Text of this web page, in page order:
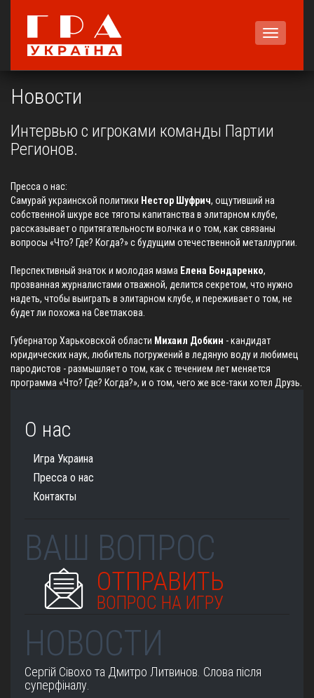
Меню
Новости
Интервью с игроками команды Партии
Регионов.
Пресса о нас:
Самурай украинской политики Нестор Шуфрич, ощутивший на
собственной шкуре все тяготы капитанства в элитарном клубе,
рассказывает о притягательности волчка и о том, как связаны
вопросы «Что? Где? Когда?» с будущим отечественной металлургии.
Перспективный знаток и молодая мама Елена Бондаренко,
прозванная журналистами отважной, делится секретом, что нужно
надеть, чтобы выиграть в элитарном клубе, и переживает о том, не
будет ли похожа на Светлакова.
Губернатор Харьковской области Михаил Добкин - кандидат
юридических наук, любитель погружений в ледяную воду и любимец
пародистов - размышляет о том, как с течением лет меняется
программа «Что? Где? Когда?», и о том, чего же все-таки хотел Друзь.
О нас
Игра Украина
Пресса о нас
Контакты
ВАШ ВОПРОС
ОТПРАВИТЬ
ВОПРОС НА ИГРУ
НОВОСТИ
Сергій Сівохо та Дмитро Литвинов. Слова після
суперфіналу.